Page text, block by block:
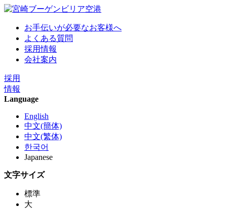
お手伝いが必要なお客様へ
よくある質問
採用情報
会社案内
採用
情報
Language
English
中文(簡体)
中文(繁体)
한국어
Japanese
文字サイズ
標準
大